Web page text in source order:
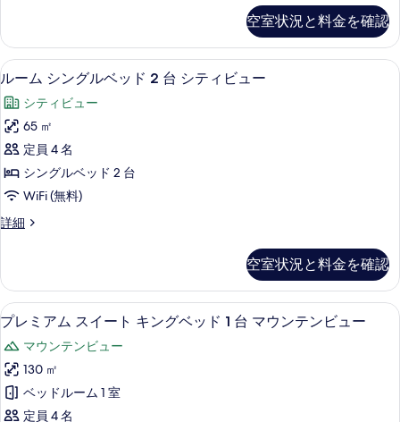
1
台
シ
テ
ィ
ビ
ュ
ー
の
て
の
写
真
を
表
ン
グ
ベ
ド
シ
テ
ィ
ビ
ュ
細
空室状況と料金を確認
ル
ー
ム
シ
ン
グ
ル
ベ
ド
2
台
シ
テ
ィ
ビ
高級寝具、ミニバー、セーフティボ
11
ルーム シングルベッド 2 台 シティビュー
シティビュー
65 ㎡
定員 4 名
シングルベッド 2 台
WiFi (無料)
詳細
ル
ン
グ
ル
ッ
ド
台
シ
空室状況と料金を確認
プ
レ
ミ
ア
ム
高級寝具、ミニバー、セーフティボ
8
プレミアム スイート キングベッド 1 台 マウンテンビュー
マウンテンビュー
130 ㎡
ベッドルーム 1 室
定員 4 名